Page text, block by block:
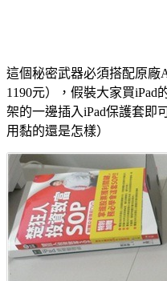
這個秘密武器必須搭配原廠
1190元），假裝大家買iPad
架的一邊插入iPad保護套即
用黏的還是怎樣）